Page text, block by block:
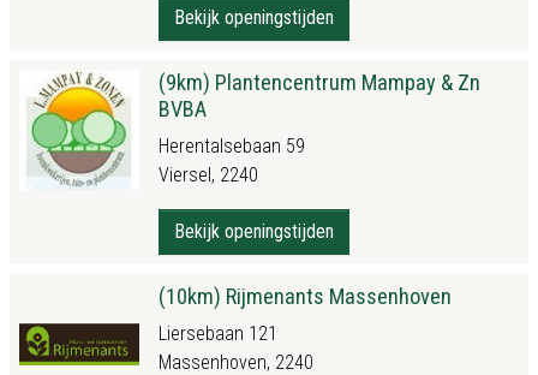
Bekijk openingstijden
(9km) Plantencentrum Mampay & Zn
BVBA
Herentalsebaan 59
Viersel, 2240
Bekijk openingstijden
(10km) Rijmenants Massenhoven
Liersebaan 121
Massenhoven, 2240